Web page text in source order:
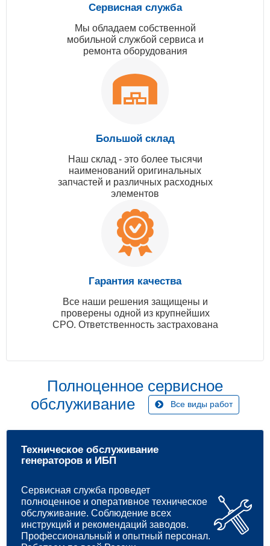
Сервисная служба
Мы обладаем собственной
мобильной службой сервиса и
ремонта оборудования
Большой склад
Наш склад - это более тысячи
наименований оригинальных
запчастей и различных расходных
элементов
Гарантия качества
Все наши решения защищены и
проверены одной из крупнейших
СРО. Ответственность застрахована
Полноценное сервисное
обслуживание
Все виды работ
Техническое обслуживание
генераторов и ИБП
Сервисная служба проведет
полноценное и оперативное техническое
обслуживание. Соблюдение всех
инструкций и рекомендаций заводов.
Профессиональный и опытный персонал.